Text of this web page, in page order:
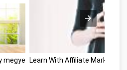
megye Learn With Affiliate Marketing